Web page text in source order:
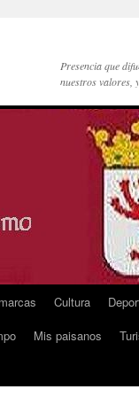
Presencia que
nuestros valores,
Cultura
Mis paisanos